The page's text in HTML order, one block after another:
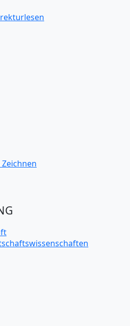
Zeichnen